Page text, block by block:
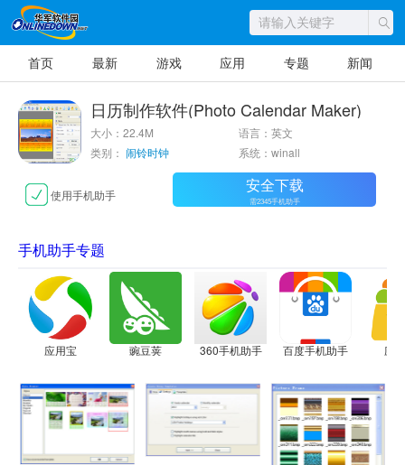
首页 最新 游戏 应用 专题 新闻
日历制作软件(Photo Calendar Maker)
大小：22.4M
语言：英文
类别： 闹铃时钟 系统：winall
使用手机助手 安全下载
需2345手机助手
手机助手专题
应用宝 豌豆荚 360手机助手 百度手机助手 应